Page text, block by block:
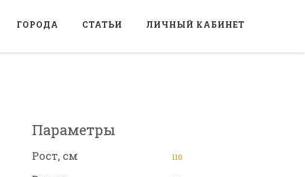
ГОРОДА СТАТЬИ ЛИЧНЫЙ КАБИНЕТ
Параметры
Рост, см 110